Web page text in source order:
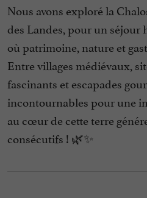
Nous avons exploré la
des Landes, pour un séjour
où patrimoine, nature et
Entre villages médiévaux,
fascinants et escapades
incontournables pour une
au cœur de cette terre
consécutifs ! 🌿✨